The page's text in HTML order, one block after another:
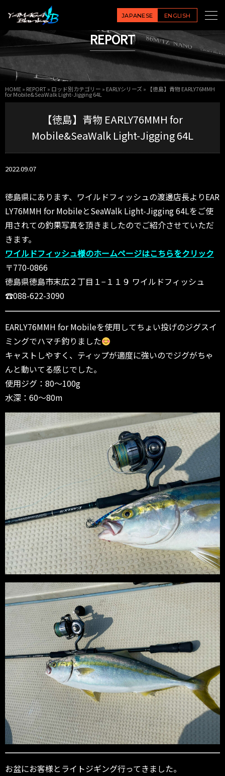
JAPANESE ENGLISH
REPORT
HOME» REPORT» ロッド別カテゴリー » EARLYシリーズ» 【徳島】青物 EARLY76MMH
for Mobile&SeaWalk Light-Jigging 64L
【徳島】青物 EARLY76MMH for
Mobile&SeaWalk Light-Jigging 64L
2022.09.07
徳島県にあります、ワイルドフィッシュの渡邊店長よりEAR
LY76MMH for MobileとSeaWalk Light-Jigging 64Lをご使
用されての釣果写真を頂きましたのでご紹介させていただ
きます。
ワイルドフィッシュ様のホームページはこちらをクリック
〒770-0866
徳島県徳島市末広２丁目１−１１９ ワイルドフィッシュ
☎088-622-3090
EARLY76MMH for Mobileを使用してちょい投げのジグスイ
ミングでハマチ釣りました
キャストしやすく、ティップが適度に強いのでジグがちゃ
んと動いてる感じでした。
使用ジグ：80〜100g
水深：60〜80m
お盆にお客様とライトジギング行ってきました。